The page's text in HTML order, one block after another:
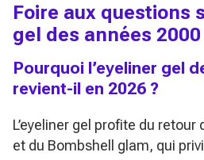
Foire aux questions
gel des années 2000
Pourquoi l’eyeliner gel
revient-il en 2026 ?
L’eyeliner gel profite du
et du Bombshell glam, qui